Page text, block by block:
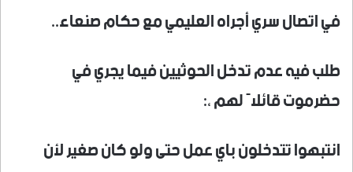
في اتصال سري أجراه العليمي مع حكام صنعاء..
طلب فيه عدم تدخل الحوثيين فيما يجري في
حضرموت قائلاً لهم ،:
انتبهوا تتدخلون باي عمل حتى ولو كان صغير لأن